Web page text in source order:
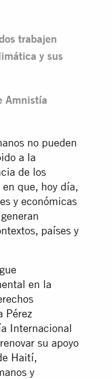
trabajen
y sus
Amnistía
no pueden
a la
de los
que, hoy día,
y económicas
países y
en la
Pérez
Internacional
su apoyo
Haití,
y